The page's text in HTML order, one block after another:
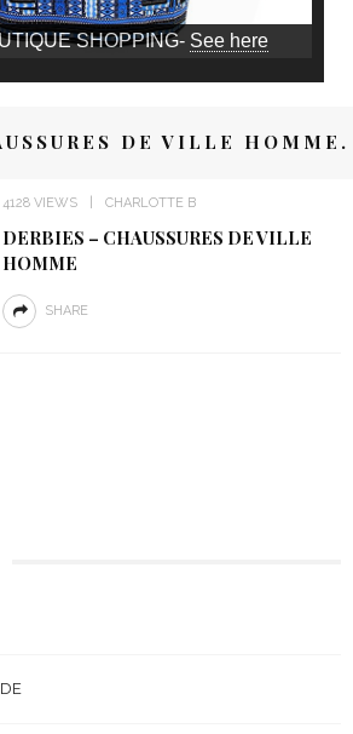
SHOPPING- See here
DE VILLE HOMME.
4128 VIEWS CHARLOTTE B
DERBIES – CHAUSSURES DE VILLE
HOMME
SHARE